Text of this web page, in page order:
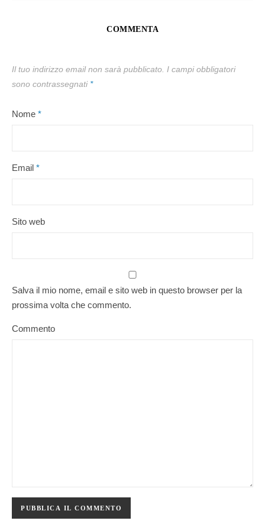
COMMENTA
Il tuo indirizzo email non sarà pubblicato. I campi obbligatori
sono contrassegnati *
Nome *
Email *
Sito web
Salva il mio nome, email e sito web in questo browser per la
prossima volta che commento.
Commento